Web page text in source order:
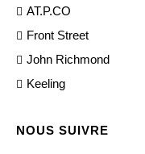
AT.P.CO
Front Street
John Richmond
Keeling
NOUS SUIVRE